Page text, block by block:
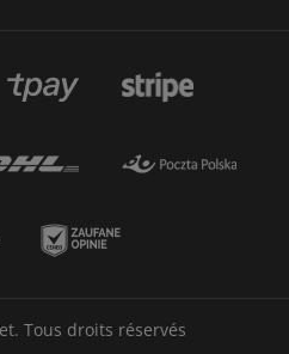
Tous droits réservés